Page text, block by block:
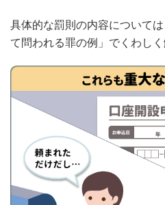
具体的な罰則の内容について
て問われる罪の例」でくわしく